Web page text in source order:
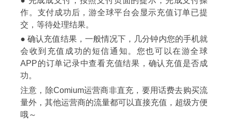
作。支付成功后，游全球平台会显示充值订单已提
交，等待处理结果。
● 确认充值结果，一般情况下，几分钟内您的手机就
会收到充值成功的短信通知。您也可以在游全球
APP的订单记录中查看充值结果，确认充值是否成
功。
注意，除Comium运营商非直充，要用话费去购买流
量外，其他运营商的流量都可以直接充值，超级方便
哦～